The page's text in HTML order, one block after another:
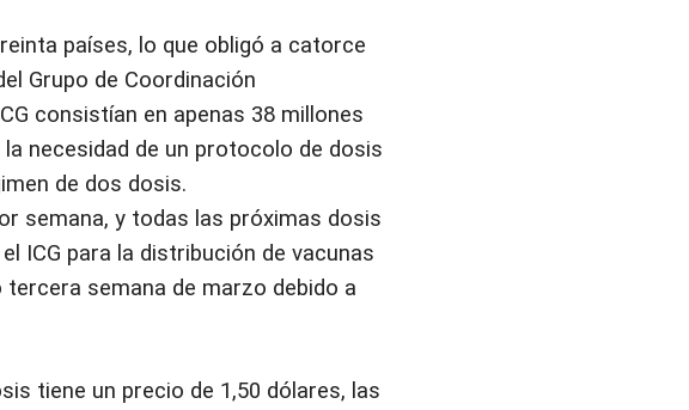
países, lo que obligó a catorce
Grupo de Coordinación
consistían en apenas 38 millones
necesidad de un protocolo de dosis
de dos dosis.
semana, y todas las próximas dosis
ICG para la distribución de vacunas
semana de marzo debido a
tiene un precio de 1,50 dólares, las